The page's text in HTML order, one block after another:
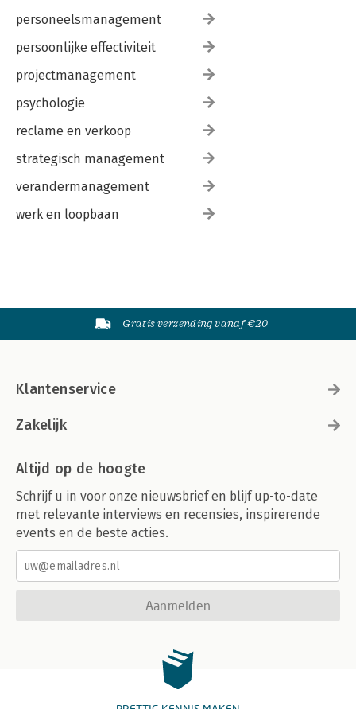
personeelsmanagement
persoonlijke effectiviteit
projectmanagement
psychologie
reclame en verkoop
strategisch management
verandermanagement
werk en loopbaan
Gratis verzending vanaf €20
Klantenservice
Zakelijk
Altijd op de hoogte
Schrijf u in voor onze nieuwsbrief en blijf up-to-date
met relevante interviews en recensies, inspirerende
events en de beste acties.
Aanmelden